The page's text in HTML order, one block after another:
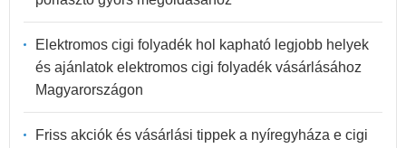
Elektromos cigi folyadék hol kapható legjobb helyek
és ajánlatok elektromos cigi folyadék vásárlásához
Magyarországon
Friss akciók és vásárlási tippek a nyíregyháza e cigi